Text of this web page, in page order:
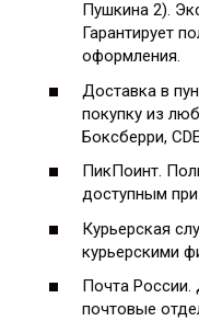
Пушкина 2).
Гарантирует
оформления.
Доставка в
покупку из
Боксберри,
ПикПоинт.
доступным
Курьерская
курьерскими
Почта России.
почтовые